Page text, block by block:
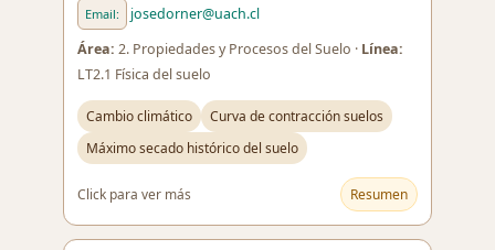
Email:
josedorner@uach.cl
Área: 2. Propiedades y Procesos del Suelo · Línea:
LT2.1 Física del suelo
Cambio climático
Curva de contracción suelos
Máximo secado histórico del suelo
Click para ver más Resumen